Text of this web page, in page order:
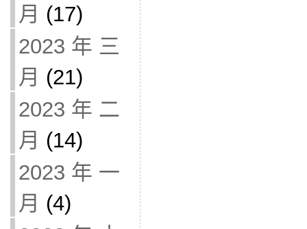
月 (17)
2023 年 三
月 (21)
2023 年 二
月 (14)
2023 年 一
月 (4)